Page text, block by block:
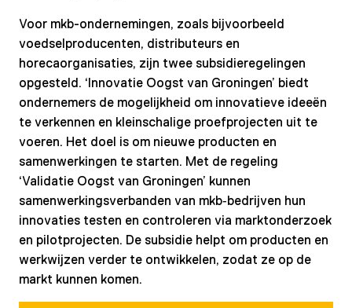
Voor mkb-ondernemingen, zoals bijvoorbeeld
voedselproducenten, distributeurs en
horecaorganisaties, zijn twee subsidieregelingen
opgesteld. ‘Innovatie Oogst van Groningen’ biedt
ondernemers de mogelijkheid om innovatieve ideeën
te verkennen en kleinschalige proefprojecten uit te
voeren. Het doel is om nieuwe producten en
samenwerkingen te starten. Met de regeling
‘Validatie Oogst van Groningen’ kunnen
samenwerkingsverbanden van mkb‑bedrijven hun
innovaties testen en controleren via marktonderzoek
en pilotprojecten. De subsidie helpt om producten en
werkwijzen verder te ontwikkelen, zodat ze op de
markt kunnen komen.